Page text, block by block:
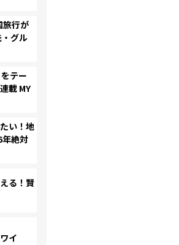
行が
グル
テー
載 MY
い！地
絶対
る！賢
イ